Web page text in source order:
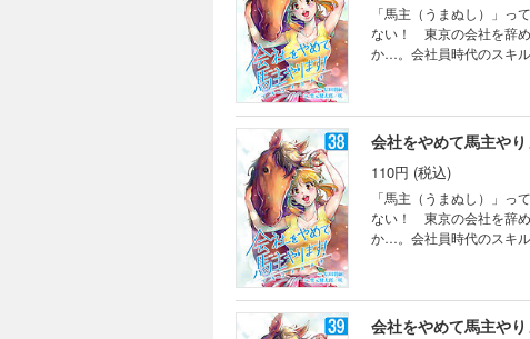
「馬主（うまぬし）」っ
ない！ 東京の会社を辞
か…。会社員時代のスキ
会社をやめて馬主や
110円 (税込)
「馬主（うまぬし）」っ
ない！ 東京の会社を辞
か…。会社員時代のスキ
会社をやめて馬主や